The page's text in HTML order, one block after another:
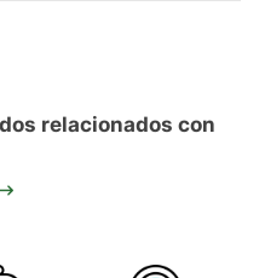
relacionados con